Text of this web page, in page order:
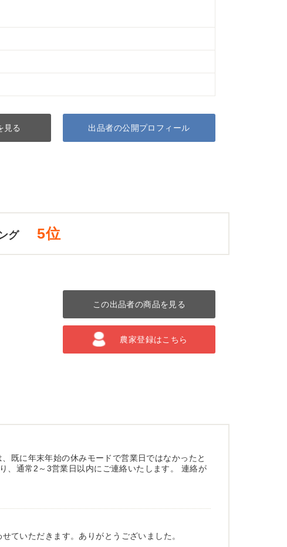
見る 出品者の公開プロフィール
グ 5位
この出品者の商品を見る
農家登録はこちら
既に年末年始の休みモードで営業日ではなかったと
、通常2～3営業日以内にご連絡いたします。 連絡が
ていただきます。ありがとうございました。